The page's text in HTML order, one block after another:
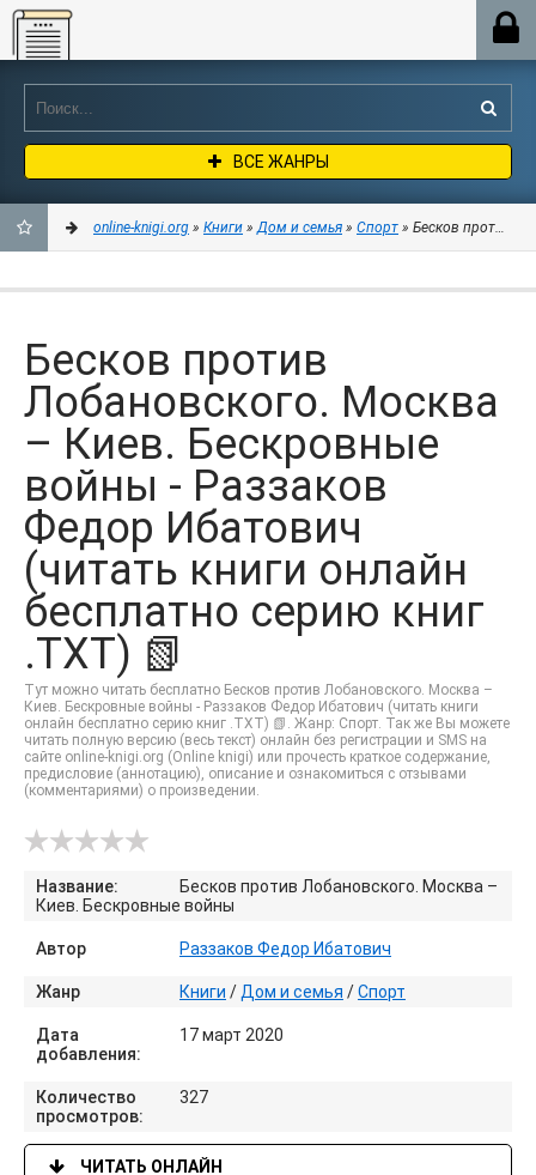
Online-knigi.org
ВСЕ ЖАНРЫ
ЗАКЛАДКИ
online-knigi.org » Книги »Дом и семья » Спорт » Бесков против
Бесков против
Лобановского. Москва
– Киев. Бескровные
войны - Раззаков
Федор Ибатович
(читать книги онлайн
бесплатно серию книг
.TXT) 📗
Тут можно читать бесплатно Бесков против Лобановского. Москва –
Киев. Бескровные войны - Раззаков Федор Ибатович (читать книги
онлайн бесплатно серию книг .TXT) 📗. Жанр: Спорт. Так же Вы можете
читать полную версию (весь текст) онлайн без регистрации и SMS на
сайте online-knigi.org (Online knigi) или прочесть краткое содержание,
предисловие (аннотацию), описание и ознакомиться с отзывами
(комментариями) о произведении.
Название:
Бесков против Лобановского. Москва –
Киев. Бескровные войны
Автор Раззаков Федор Ибатович
Жанр Книги / Дом и семья /Спорт
Дата
добавления:
17 март 2020
Количество
просмотров:
327
ЧИТАТЬ ОНЛАЙН